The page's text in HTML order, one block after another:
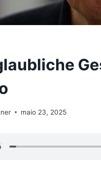
maio 23, 2025